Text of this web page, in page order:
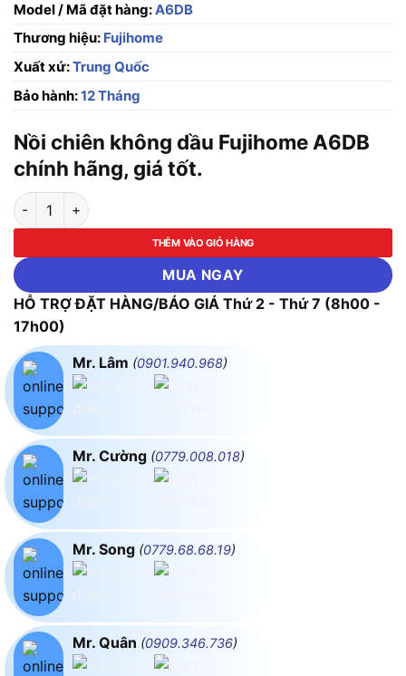
Model / Mã đặt hàng:A6DB
Thương hiệu: Fujihome
Xuất xứ:Trung Quốc
Bảo hành:12 Tháng
Nồi chiên không dầu Fujihome A6DB
chính hãng, giá tốt.
Nồi chiên không dầu Fujihome A6DB số lượng
THÊM VÀO GIỎ HÀNG
MUA NGAY
HỖ TRỢ ĐẶT HÀNG/BÁO GIÁ Thứ 2 - Thứ 7 (8h00 -
17h00)
Mr. Lâm (0901.940.968)
Mr. Cường (0779.008.018)
Mr. Song (0779.68.68.19)
Mr. Quân (0909.346.736)